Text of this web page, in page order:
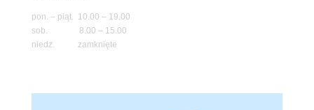
pon. – piąt. 10.00 – 19.00
sob. 8.00 – 15.00
niedz. zamknięte